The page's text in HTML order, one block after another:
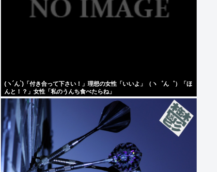
(ヽ´ん`)「付き合って下さい！」理想の女性「いいよ」（ヽ゜ん゜）「ほ
んと！？」女性「私のうんち食べたらね」